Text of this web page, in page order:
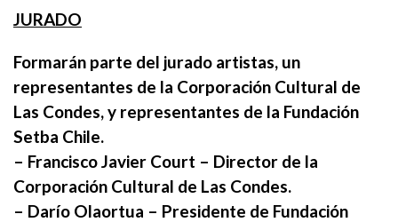
JURADO
Formarán parte del jurado artistas, un
representantes de la Corporación Cultural de
Las Condes, y representantes de la Fundación
Setba Chile.
– Francisco Javier Court – Director de la
Corporación Cultural de Las Condes.
– Darío Olaortua – Presidente de Fundación